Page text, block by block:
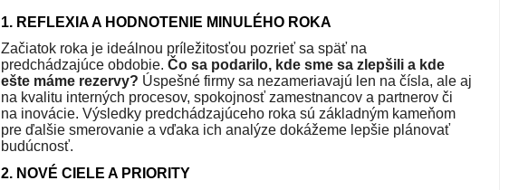
1. REFLEXIA A HODNOTENIE MINULÉHO ROKA
Začiatok roka je ideálnou príležitosťou pozrieť sa späť na
predchádzajúce obdobie. Čo sa podarilo, kde sme sa zlepšili a kde
ešte máme rezervy? Úspešné firmy sa nezameriavajú len na čísla, ale aj
na kvalitu interných procesov, spokojnosť zamestnancov a partnerov či
na inovácie. Výsledky predchádzajúceho roka sú základným kameňom
pre ďalšie smerovanie a vďaka ich analýze dokážeme lepšie plánovať
budúcnosť.
2. NOVÉ CIELE A PRIORITY